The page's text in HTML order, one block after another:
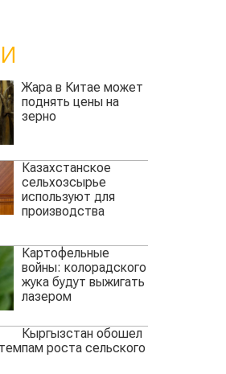
Жара в Китае может
поднять цены на
зерно
Казахстанское
сельхозсырье
используют для
производства
Картофельные
войны: колорадского
жука будут выжигать
лазером
Кыргызстан обошел
роста сельского